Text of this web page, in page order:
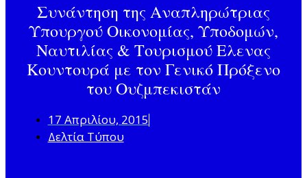
Συνάντηση της Αναπληρώτριας
Υπουργού Οικονομίας, Υποδομών,
Ναυτιλίας & Τουρισμού Ελενας
Κουντουρά με τον Γενικό Πρόξενο
του Ουζμπεκιστάν
17 Απριλίου, 2015
Δελτία Τύπου